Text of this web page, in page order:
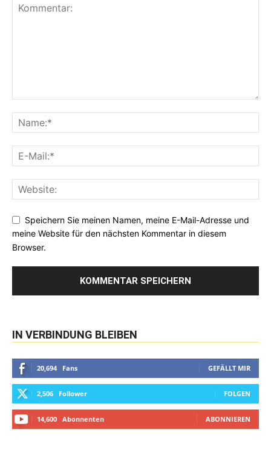
Speichern Sie meinen Namen, meine E-Mail-Adresse und
meine Website für den nächsten Kommentar in diesem
Browser.
IN VERBINDUNG BLEIBEN
20,694 Fans GEFÄLLT MIR
2,506 Follower FOLGEN
14,600 Abonnenten ABONNIEREN